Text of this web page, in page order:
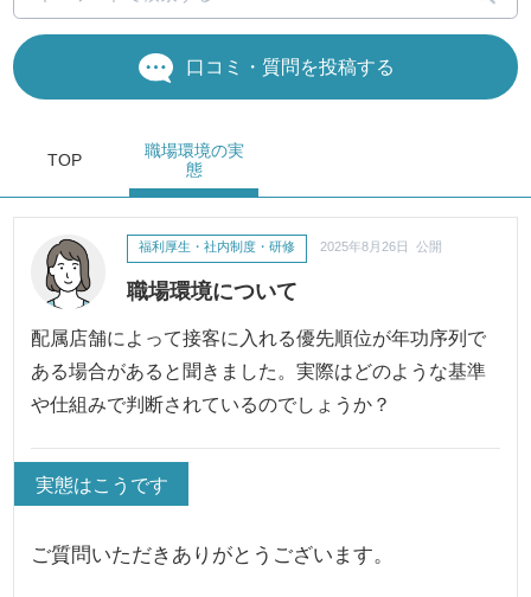
口コミ・質問を投稿する
TOP
職場環境の実
態
職場環境について
福利厚生・社内制度・研修 2025年8月26日 公開
配属店舗によって接客に入れる優先順位が年功序列で
ある場合があると聞きました。実際はどのような基準
や仕組みで判断されているのでしょうか？
実態はこうです
ご質問いただきありがとうございます。